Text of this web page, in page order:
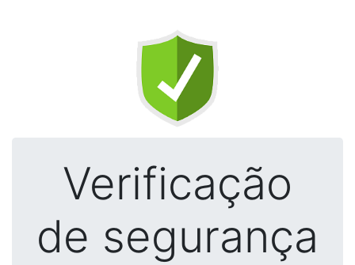
Verificação
de segurança